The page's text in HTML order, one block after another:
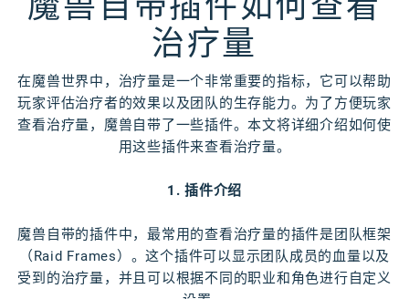
治疗量
在魔兽世界中，治疗量是一个非常重要的指标，它可以帮助
玩家评估治疗者的效果以及团队的生存能力。为了方便玩家
查看治疗量，魔兽自带了一些插件。本文将详细介绍如何使
用这些插件来查看治疗量。
1. 插件介绍
魔兽自带的插件中，最常用的查看治疗量的插件是团队框架
（Raid Frames）。这个插件可以显示团队成员的血量以及
受到的治疗量，并且可以根据不同的职业和角色进行自定义